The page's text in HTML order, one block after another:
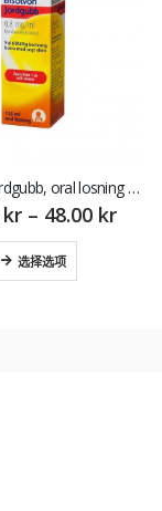
Bisolvon Jordgubb, oral losning 0,8mg/ml 125ml 儿童营养液（草莓味）
kr – 48.00 kr
选择选项